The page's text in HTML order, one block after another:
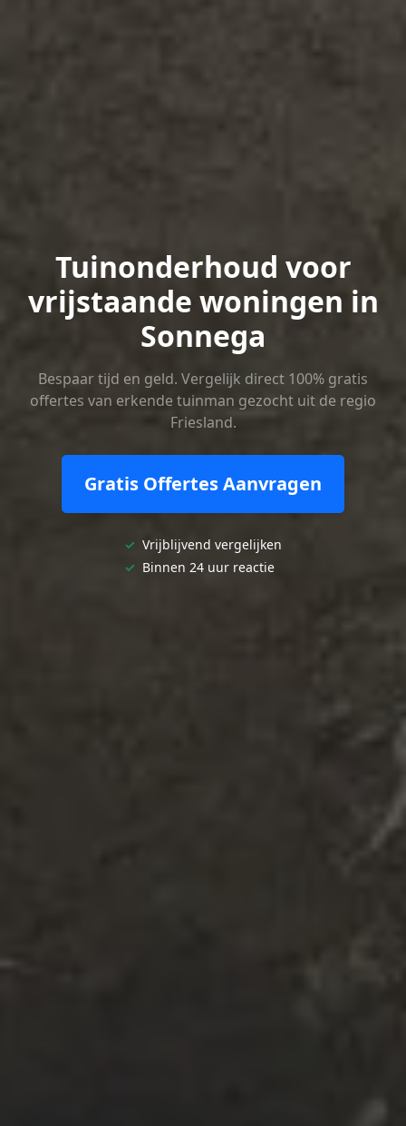
Tuinonderhoud voor
vrijstaande woningen in
Sonnega
Bespaar tijd en geld. Vergelijk direct 100% gratis
offertes van erkende tuinman gezocht uit de regio
Friesland.
Gratis Offertes Aanvragen
✓ Vrijblijvend vergelijken
✓ Binnen 24 uur reactie